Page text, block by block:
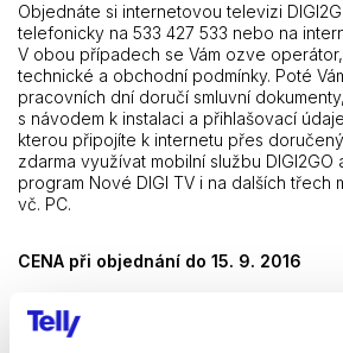
Objednáte si internetovou televizi
telefonicky na 533 427 533 nebo na
V obou případech se Vám ozve
technické a obchodní podmínky. Poté
pracovních dní doručí smluvní
s návodem k instalaci a přihlašovací
kterou připojíte k internetu přes
zdarma využívat mobilní službu
program Nové DIGI TV i na dalších třech
vč. PC.
CENA při objednání do 15. 9. 2016
Základní balíček 299 Kč
1. NET STB 69 Kč